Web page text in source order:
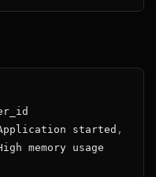
started ,
memory usage